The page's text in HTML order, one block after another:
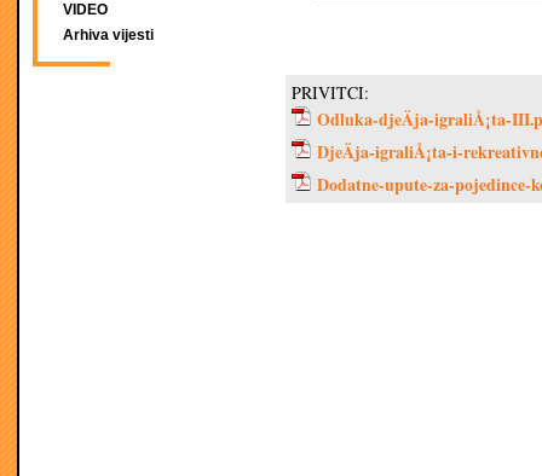
VIDEO
Arhiva vijesti
PRIVITCI:
Odluka-djeÄja-igraliÅ¡ta-
DjeÄja-igraliÅ¡ta-i-
Dodatne-upute-za-pojedince-